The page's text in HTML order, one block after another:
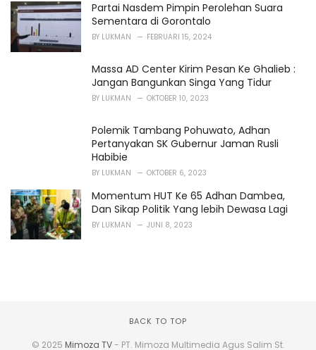
Partai Nasdem Pimpin Perolehan Suara
Sementara di Gorontalo
BY LUKMAN FEBRUARI 15, 2024
Massa AD Center Kirim Pesan Ke Ghalieb :
Jangan Bangunkan Singa Yang Tidur
BY LUKMAN OKTOBER 10, 2023
Polemik Tambang Pohuwato, Adhan
Pertanyakan SK Gubernur Jaman Rusli
Habibie
BY LUKMAN OKTOBER 6, 2023
Momentum HUT Ke 65 Adhan Dambea,
Dan Sikap Politik Yang lebih Dewasa Lagi
BY LUKMAN JUNI 8, 2023
BACK TO TOP
© 2025 Mimoza TV- PT. Mimoza Multimedia Agus Salim St.